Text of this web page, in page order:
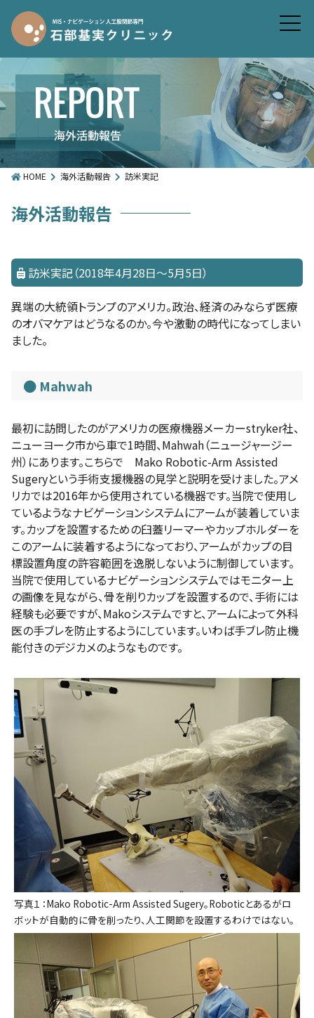
HOME 海外活動報告 訪米実記
海外活動報告
訪米実記（2018年4月28日～5月5日）
異端の大統領トランプのアメリカ。政治、経済のみならず医療
のオバマケアはどうなるのか。今や激動の時代になってしまい
ました。
Mahwah
最初に訪問したのがアメリカの医療機器メーカーstryker社、
ニューヨーク市から車で1時間、Mahwah（ニュージャージー
州）にあります。こちらで Mako Robotic-Arm Assisted
Sugeryという手術支援機器の見学と説明を受けました。アメ
リカでは2016年から使用されている機器です。当院で使用し
ているようなナビゲーションシステムにアームが装着していま
す。カップを設置するための臼蓋リーマーやカップホルダーを
このアームに装着するようになっており、アームがカップの目
標設置角度の許容範囲を逸脱しないように制御しています。
当院で使用しているナビゲーションシステムではモニター上
の画像を見ながら、骨を削りカップを設置するので、手術には
経験も必要ですが、Makoシステムですと、アームによって外科
医の手ブレを防止するようにしています。いわば手ブレ防止機
能付きのデジカメのようなものです。
写真１：Mako Robotic-Arm Assisted Sugery。Roboticとあるがロ
ボットが自動的に骨を削ったり、人工関節を設置するわけではない。